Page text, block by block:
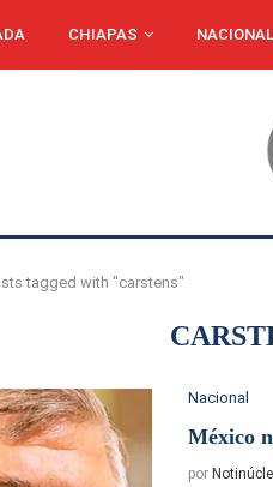
CHIAPAS NACIONAL
tagged with "carstens"
Nacional
México
por